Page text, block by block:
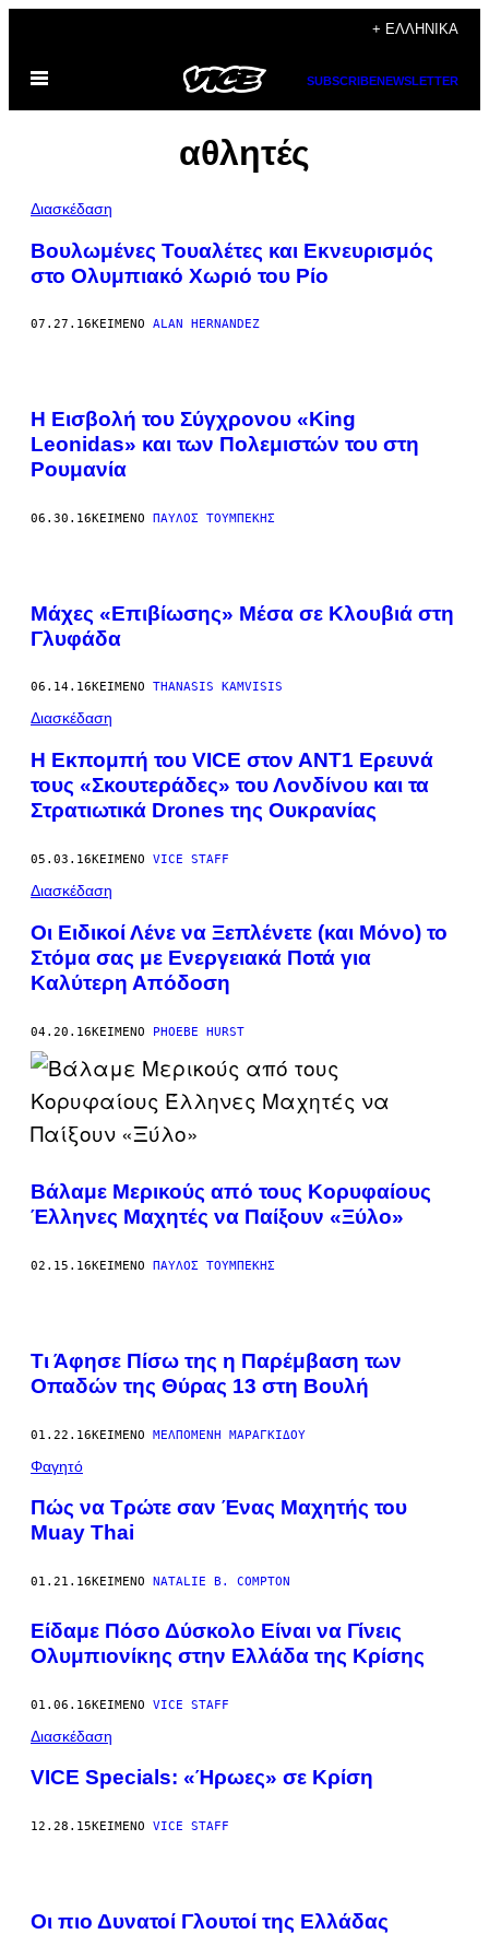
περιεχόμενο
+ ΕΛΛΗΝΙΚΆ
Ανοίξτε
μενού
SUBSCRIBENEWSLETTER
αθλητές
Διασκέδαση
Βουλωμένες Τουαλέτες και Εκνευρισμός
στο Ολυμπιακό Χωριό του Ρίο
07.27.16ΚΕΊΜΕΝΟ ALAN HERNANDEZ
Η Εισβολή του Σύγχρονου «King
Leonidas» και των Πολεμιστών του στη
Ρουμανία
06.30.16ΚΕΊΜΕΝΟ ΠΑΎΛΟΣ ΤΟΥΜΠΈΚΗΣ
Μάχες «Επιβίωσης» Mέσα σε Κλουβιά στη
Γλυφάδα
06.14.16ΚΕΊΜΕΝΟ THANASIS KAMVISIS
Διασκέδαση
Η Εκπομπή του VICE στον ΑΝΤ1 Ερευνά
τους «Σκουτεράδες» του Λονδίνου και τα
Στρατιωτικά Drones της Ουκρανίας
05.03.16ΚΕΊΜΕΝΟ VICE STAFF
Διασκέδαση
Οι Ειδικοί Λένε να Ξεπλένετε (και Μόνο) το
Στόμα σας με Ενεργειακά Ποτά για
Καλύτερη Απόδοση
04.20.16ΚΕΊΜΕΝΟ PHOEBE HURST
Βάλαμε Μερικούς από τους Κορυφαίους
Έλληνες Μαχητές να Παίξουν «Ξύλο»
02.15.16ΚΕΊΜΕΝΟ ΠΑΎΛΟΣ ΤΟΥΜΠΈΚΗΣ
Τι Άφησε Πίσω της η Παρέμβαση των
Οπαδών της Θύρας 13 στη Βουλή
01.22.16ΚΕΊΜΕΝΟ ΜΕΛΠΟΜΈΝΗ ΜΑΡΑΓΚΊΔΟΥ
Φαγητό
Πώς να Τρώτε σαν Ένας Μαχητής του
Μuay Τhai
01.21.16ΚΕΊΜΕΝΟ NATALIE B. COMPTON
Είδαμε Πόσο Δύσκολο Είναι να Γίνεις
Ολυμπιονίκης στην Ελλάδα της Κρίσης
01.06.16ΚΕΊΜΕΝΟ VICE STAFF
Διασκέδαση
VICE Specials: «Ήρωες» σε Κρίση
12.28.15ΚΕΊΜΕΝΟ VICE STAFF
Οι πιο Δυνατοί Γλουτοί της Ελλάδας